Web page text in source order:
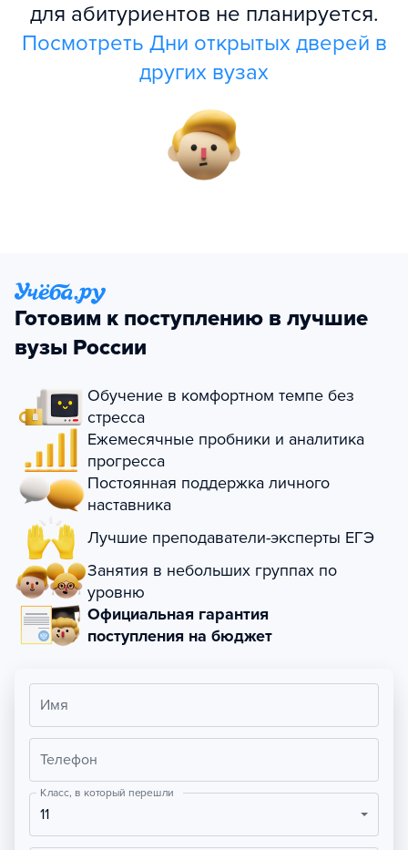
для абитуриентов не планируется.
Посмотреть Дни открытых дверей в
других вузах
Готовим к поступлению в лучшие
вузы России
Обучение в комфортном темпе без
стресса
Ежемесячные пробники и аналитика
прогресса
Постоянная поддержка личного
наставника
Лучшие преподаватели-эксперты ЕГЭ
Занятия в небольших группах по
уровню
Официальная гарантия
поступления на бюджет
Имя
Телефон
Класс, в который перешли
11